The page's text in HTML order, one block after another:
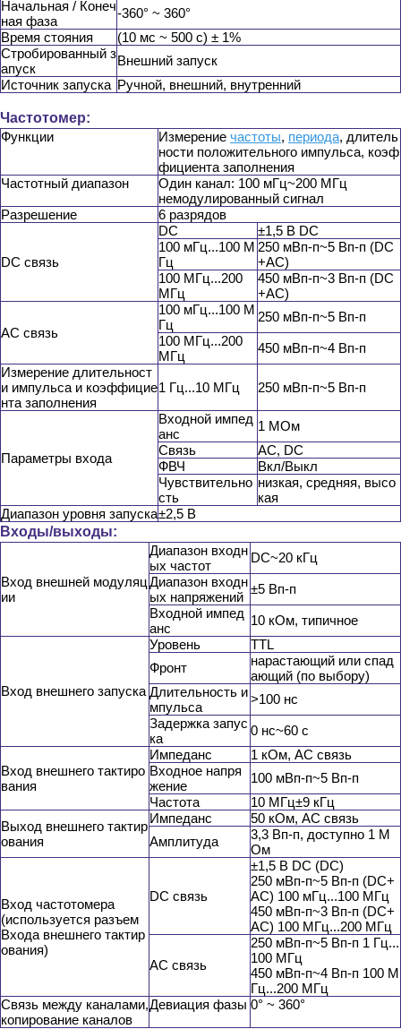
Начальная / Конеч
ная фаза
-360° ~ 360°
Время стояния
(10 мс ~ 500 с) ± 1%
Стробированный з
апуск
Внешний запуск
Источник запуска Ручной, внешний, внутренний
Частотомер:
Функции
Измерение частоты, периода, длитель
ности положительного импульса, коэф
фициента заполнения
Частотный диапазон
Один канал: 100 мГц~200 МГц
немодулированный сигнал
Разрешение
6 разрядов
DC связь
DC
±1,5 В DC
100 мГц...100 М
Гц
250 мВп-п~5 Вп-п (DC
+AC)
100 МГц...200
МГц
450 мВп-п~3 Вп-п (DC
+AC)
AC связь
100 мГц...100 М
Гц
250 мВп-п~5 Вп-п
100 МГц...200
МГц
450 мВп-п~4 Вп-п
Измерение длительност
и импульса и коэффицие
нта заполнения
1 Гц...10 МГц 250 мВп-п~5 Вп-п
Параметры входа
Входной импед
анс
1 МОм
Связь
AC, DC
ФВЧ
Вкл/Выкл
Чувствительно
сть
низкая, средняя, высо
кая
Диапазон уровня запуска±2,5 В
Входы/выходы:
Вход внешней модуляц
ии
Диапазон входн
ых частот
DC~20 кГц
Диапазон входн
ых напряжений
±5 Вп-п
Входной импед
анс
10 кОм, типичное
Вход внешнего запуска
Уровень
TTL
Фронт
нарастающий или спад
ающий (по выбору)
Длительность и
мпульса
>100 нс
Задержка запус
ка
0 нс~60 с
Вход внешнего тактиро
вания
Импеданс
1 кОм, AC связь
Входное напря
жение
100 мВп-п~5 Вп-п
Частота
10 МГц±9 кГц
Выход внешнего тактир
ования
Импеданс
50 кОм, AC связь
Амплитуда
3,3 Вп-п, доступно 1 М
Ом
Вход частотомера
(используется разъем
Входа внешнего тактир
ования)
DC связь
±1,5 В DC (DC)
250 мВп-п~5 Вп-п (DC+
AC) 100 мГц...100 МГц
450 мВп-п~3 Вп-п (DC+
AC) 100 МГц...200 МГц
AC связь
250 мВп-п~5 Вп-п 1 Гц...
100 МГц
450 мВп-п~4 Вп-п 100 М
Гц...200 МГц
Связь между каналами,
копирование каналов
Девиация фазы 0° ~ 360°